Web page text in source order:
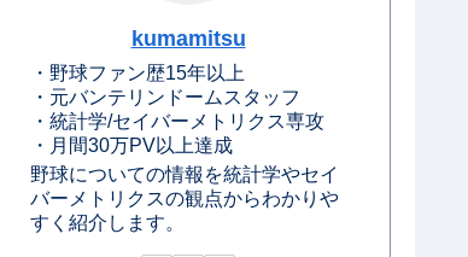
kumamitsu
・野球ファン歴15年以上
・元バンテリンドームスタッフ
・統計学/セイバーメトリクス専攻
・月間30万PV以上達成
野球についての情報を統計学やセイ
バーメトリクスの観点からわかりや
すく紹介します。